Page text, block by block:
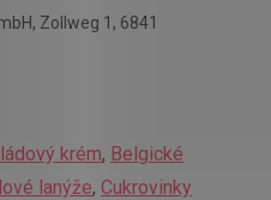
Zollweg 1, 6841
krém, Belgické
lanýže, Cukrovinky